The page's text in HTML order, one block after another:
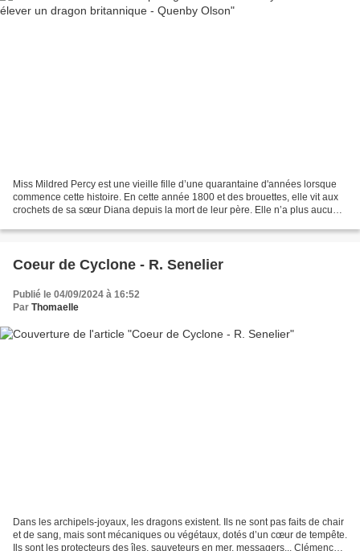
Miss Mildred Percy est une vieille fille d’une quarantaine d'années lorsque
commence cette histoire. En cette année 1800 et des brouettes, elle vit aux
crochets de sa sœur Diana depuis la mort de leur père. Elle n’a plus aucune
Coeur de Cyclone - R. Senelier
Publié le 04/09/2024 à 16:52
Par Thomaelle
Dans les archipels-joyaux, les dragons existent. Ils ne sont pas faits de chair
et de sang, mais sont mécaniques ou végétaux, dotés d’un cœur de tempête.
Ils sont les protecteurs des îles, sauveteurs en mer, messagers... Clémence